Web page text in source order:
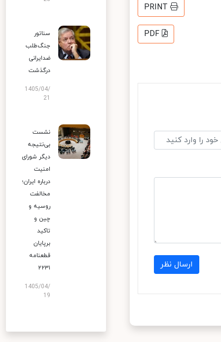
PRINT
PDF
ارسال نظر
سناتور
جنگ‌طلب
ضدایرانی
درگذشت
1405/04/
نشست
بی‌نتیجه
دیگر شورای
امنیت
درباره ایران؛
مخالفت
روسیه و
چین و
تاکید
برپایان
قطعنامه
۲۲۳۱
1405/04/
19